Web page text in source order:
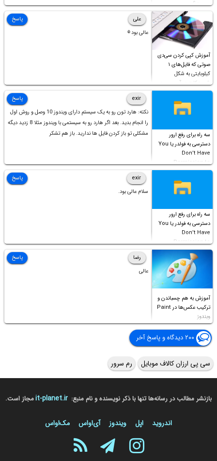
چیست؟
آموزش کپی کردن سی‌دی
صوتی که فایل‌های ۱
کیلوبایتی به شکل
شورت‌کات در آن موجود
است!
علی
عالی بود⚘
پاسخ
سه راه برای رفع ارور
دسترسی به فولدر یا You
Don’t Have
Permission to
Access this folder
exir
نکته: هارد تون رو به یک سیستم دارای ویندوز 10 وصل و روش اول
را انجام بدید. بعد اگر هارد رو به سیستمی با ویندوز مثلا 8 زدید دیگه
مشکلی تو باز کردن فایل ها ندارید. باز هم تشکر
پاسخ
سه راه برای رفع ارور
دسترسی به فولدر یا You
Don’t Have
Permission to
Access this folder
exir
سلام عالی بود.
پاسخ
آموزش به هم چسباندن و
ترکیب عکس‌ها در Paint
ویندوز
رضا
عالی
پاسخ
۲۰۰ دیدگاه و پاسخ آخر
سی پی ارزان کالاف موبایل رم سرور
بازنشر مطالب در رسانه‌ها تنها با ذکر نویسنده و نام منبع: it-planet.irمجاز است.
اندروید اپل ویندوز آی‌او‌اس مک‌او‌اس